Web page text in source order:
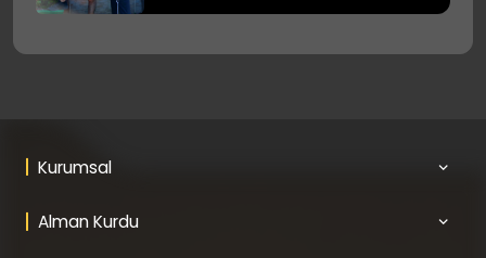
Kurumsal
Alman Kurdu